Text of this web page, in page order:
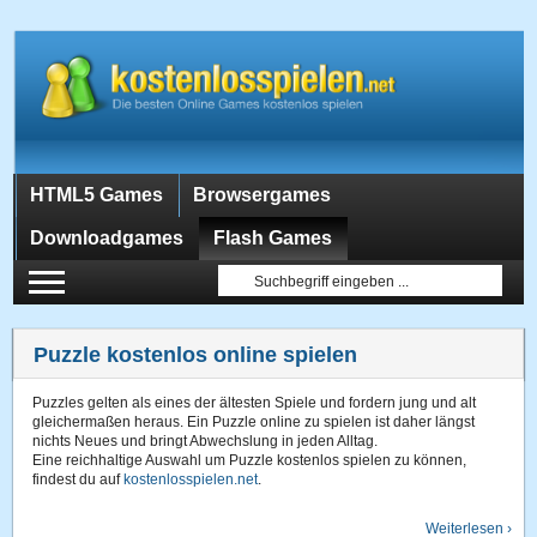
HTML5 Games Browsergames
Downloadgames Flash Games
Puzzle kostenlos online spielen
Puzzles gelten als eines der ältesten Spiele und fordern jung und alt
gleichermaßen heraus. Ein Puzzle online zu spielen ist daher längst
nichts Neues und bringt Abwechslung in jeden Alltag.
Eine reichhaltige Auswahl um Puzzle kostenlos spielen zu können,
findest du auf kostenlosspielen.net.
Weiterlesen ›